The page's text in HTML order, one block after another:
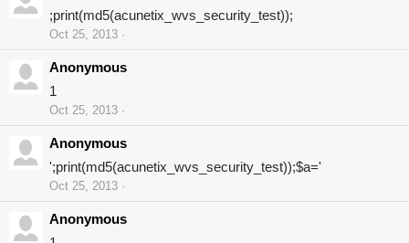
;print(md5(acunetix_wvs_security_test));
Oct 25, 2013
Anonymous
1
Oct 25, 2013
Anonymous
';print(md5(acunetix_wvs_security_test));$a='
Oct 25, 2013
Anonymous